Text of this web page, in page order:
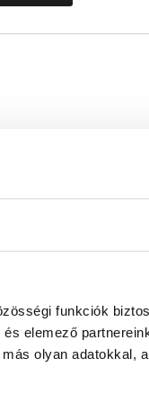
funkciók
elemező
olyan adatokkal,